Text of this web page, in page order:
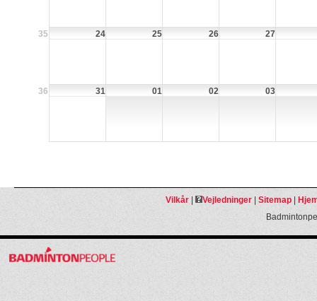
35 24 25 26 27
36 31 01 02 03
Vilkår| Vejledninger| Sitemap|